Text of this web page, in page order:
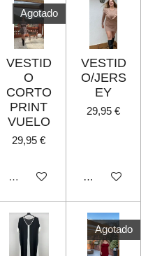
Agotado
VESTID
O
CORTO
PRINT
VUELO
29,95 €
Agotado
VESTID
O/JERS
EY
29,95 €
Añadir al
Agotado